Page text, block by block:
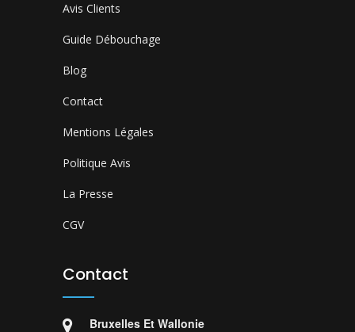
Avis Clients
Guide Débouchage
Blog
Contact
Mentions Légales
Politique Avis
La Presse
CGV
Contact
Bruxelles Et Wallonie